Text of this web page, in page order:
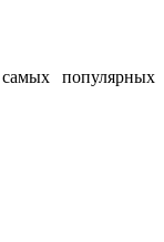
популярных